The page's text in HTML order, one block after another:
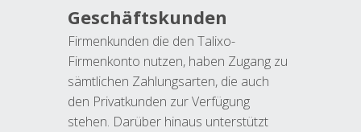
Geschäftskunden
Firmenkunden die den Talixo-
Firmenkonto nutzen, haben Zugang zu
sämtlichen Zahlungsarten, die auch
den Privatkunden zur Verfügung
stehen. Darüber hinaus unterstützt